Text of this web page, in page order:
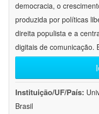
democracia, o
produzida por políticas
direita populista e a
digitais de comunicação.
Instituição/UF/País:
Brasil